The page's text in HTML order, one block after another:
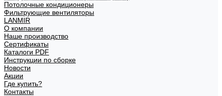
Потолочные кондиционеры
Фильтрующие вентиляторы
LANMIR
О компании
Наше производство
Сертификаты
Каталоги PDF
Инструкции по сборке
Новости
Акции
Где купить?
Контакты